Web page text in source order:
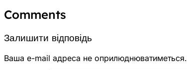
Comments
Залишити відповідь
Ваша e-mail адреса не оприлюднюватиметься.